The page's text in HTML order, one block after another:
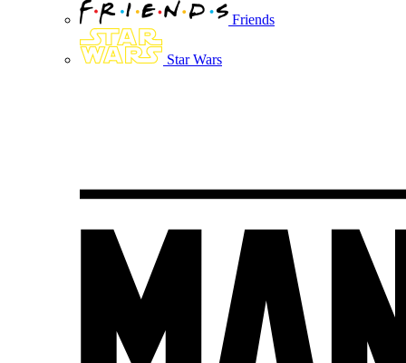
Friends
Star Wars